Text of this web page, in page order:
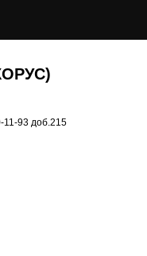
11-93 доб.215